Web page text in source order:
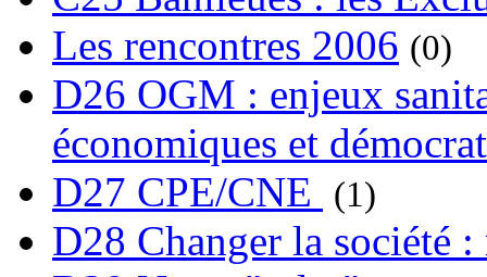
Les rencontres 2006 (0)
D26 OGM : enjeux
économiques et
D27 CPE/CNE
(1)
D28 Changer la société